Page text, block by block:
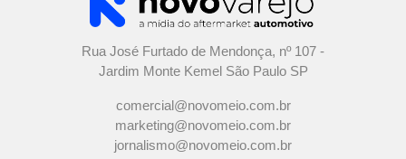
Rua José Furtado de Mendonça, nº 107 -
Jardim Monte Kemel São Paulo SP
comercial@novomeio.com.br
marketing@novomeio.com.br
jornalismo@novomeio.com.br